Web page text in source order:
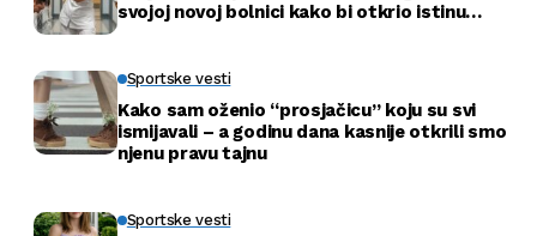
svojoj novoj bolnici kako bi otkrio istinu…
Sportske vesti
Kako sam oženio “prosjačicu” koju su svi
ismijavali – a godinu dana kasnije otkrili smo
njenu pravu tajnu
Sportske vesti